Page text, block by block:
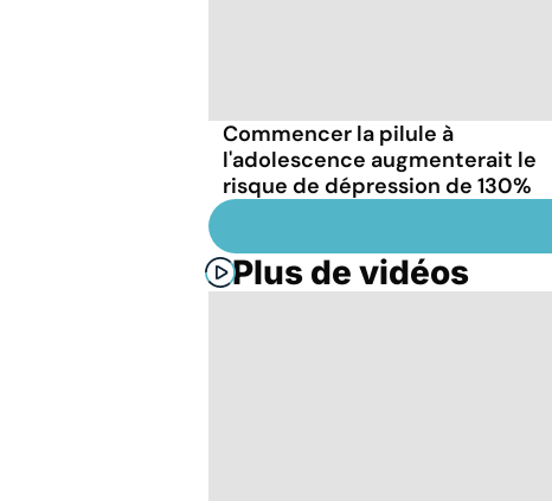
Commencer la pilule à
l'adolescence augmenterait le
risque de dépression de 130%
Plus de vidéos